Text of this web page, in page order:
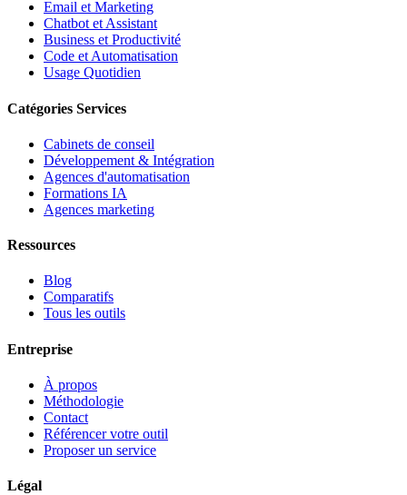
Email et Marketing
Chatbot et Assistant
Business et Productivité
Code et Automatisation
Usage Quotidien
Catégories Services
Cabinets de conseil
Développement & Intégration
Agences d'automatisation
Formations IA
Agences marketing
Ressources
Blog
Comparatifs
Tous les outils
Entreprise
À propos
Méthodologie
Contact
Référencer votre outil
Proposer un service
Légal